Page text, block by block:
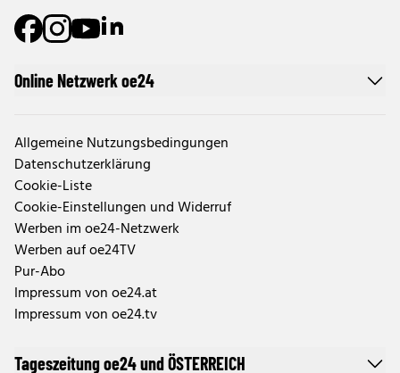
Online Netzwerk oe24
Allgemeine Nutzungsbedingungen
Datenschutzerklärung
Cookie-Liste
Cookie-Einstellungen und Widerruf
Werben im oe24-Netzwerk
Werben auf oe24TV
Pur-Abo
Impressum von oe24.at
Impressum von oe24.tv
Tageszeitung oe24 und ÖSTERREICH